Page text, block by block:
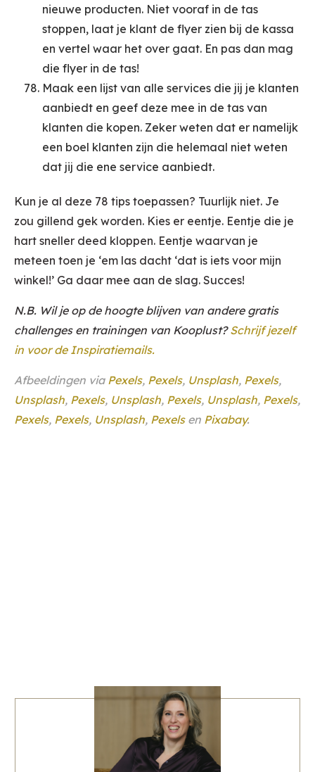
nieuwe producten. Niet vooraf in de tas
stoppen, laat je klant de flyer zien bij de kassa
en vertel waar het over gaat. En pas dan mag
die flyer in de tas!
Maak een lijst van alle services die jij je klanten
aanbiedt en geef deze mee in de tas van
klanten die kopen. Zeker weten dat er namelijk
een boel klanten zijn die helemaal niet weten
dat jij die ene service aanbiedt.
Kun je al deze 78 tips toepassen? Tuurlijk niet. Je
zou gillend gek worden. Kies er eentje. Eentje die je
hart sneller deed kloppen. Eentje waarvan je
meteen toen je ‘em las dacht ‘dat is iets voor mijn
winkel!’ Ga daar mee aan de slag. Succes!
N.B. Wil je op de hoogte blijven van andere gratis
challenges en trainingen van Kooplust?Schrijf jezelf
in voor de Inspiratiemails.
Afbeeldingen via Pexels, Pexels, Unsplash, Pexels,
Unsplash, Pexels, Unsplash, Pexels, Unsplash, Pexels,
Pexels, Pexels, Unsplash, Pexelsen Pixabay.